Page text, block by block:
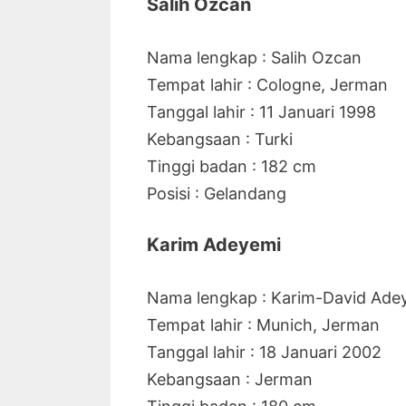
Salih Ozcan
Nama lengkap : Salih Ozcan
Tempat lahir : Cologne, Jerman
Tanggal lahir : 11 Januari 1998
Kebangsaan : Turki
Tinggi badan : 182 cm
Posisi : Gelandang
Karim Adeyemi
Nama lengkap : Karim-David
Tempat lahir : Munich, Jerman
Tanggal lahir : 18 Januari 2002
Kebangsaan : Jerman